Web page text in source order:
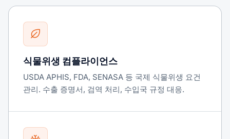
식물위생 컴플라이언스
USDA APHIS, FDA, SENASA 등 국제 식물위생 요건
관리. 수출 증명서, 검역 처리, 수입국 규정 대응.